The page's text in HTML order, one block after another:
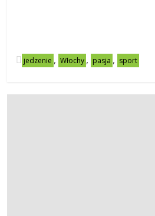
jedzenie , Włochy , pasja , sport